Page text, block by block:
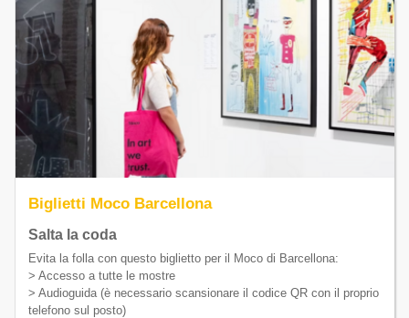
Biglietti Moco Barcellona
Salta la coda
Evita la folla con questo biglietto per il Moco di Barcellona:
> Accesso a tutte le mostre
> Audioguida (è necessario scansionare il codice QR con il proprio
telefono sul posto)